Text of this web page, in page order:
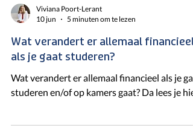
10 jun
5 minuten om te lezen
Wat verandert er allemaal financieel
als je gaat studeren?
Wat verandert er allemaal financieel als je